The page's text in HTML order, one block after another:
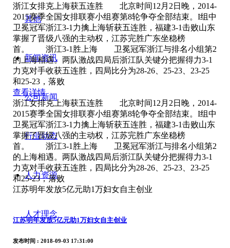
其他
新闻资讯
公司新闻
行业动态
人力资源
人才理念
浙江女排克上海获五连胜 北京时间12月2日晚，2014-
2015赛季全国女排联赛小组赛第8轮争夺全部结束。I组中
卫冕冠军浙江3-1力擒上海斩获五连胜，福建3-1击败山东
掌握了晋级八强的主动权，江苏完胜广东坐稳榜
首。 浙江3-1胜上海 卫冕冠军浙江与排名小组第2
的上海相遇。两队激战四局后浙江队关键分把握得力3-1
力克对手收获五连胜，四局比分为28-26、25-23、23-25
和25-23，落败
查看详情
浙江女排克上海获五连胜 北京时间12月2日晚，2014-
2015赛季全国女排联赛小组赛第8轮争夺全部结束。I组中
卫冕冠军浙江3-1力擒上海斩获五连胜，福建3-1击败山东
掌握了晋级八强的主动权，江苏完胜广东坐稳榜
首。 浙江3-1胜上海 卫冕冠军浙江与排名小组第2
的上海相遇。两队激战四局后浙江队关键分把握得力3-1
力克对手收获五连胜，四局比分为28-26、25-23、23-25
和25-23，落败
江苏明年发放5亿元助1万妇女自主创业
江苏明年发放5亿元助1万妇女自主创业
发布时间 : 2018-09-03 17:31:00